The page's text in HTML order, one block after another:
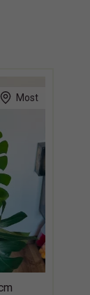
Most